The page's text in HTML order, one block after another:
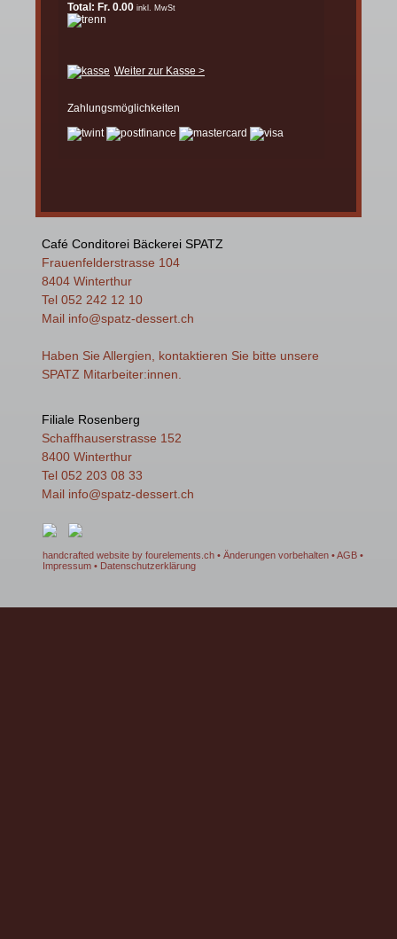
Total: Fr. 0.00 inkl. MwSt
Weiter zur Kasse >
Zahlungsmöglichkeiten
Café Conditorei Bäckerei SPATZ
Frauenfelderstrasse 104
8404 Winterthur
Tel 052 242 12 10
Mail info@spatz-dessert.ch
Haben Sie Allergien, kontaktieren Sie bitte unsere
SPATZ Mitarbeiter:innen.
Filiale Rosenberg
Schaffhauserstrasse 152
8400 Winterthur
Tel 052 203 08 33
Mail info@spatz-dessert.ch
handcrafted website by fourelements.ch • Änderungen vorbehalten •AGB •
Impressum • Datenschutzerklärung